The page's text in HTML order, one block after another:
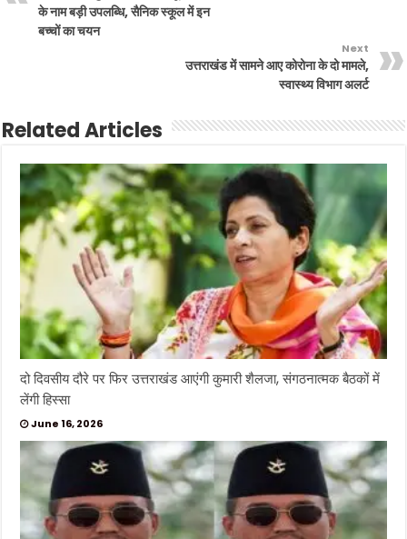
के नाम बड़ी उपलब्धि, सैनिक स्कूल में इन
बच्चों का चयन
Next
उत्तराखंड में सामने आए कोरोना के दो मामले,
स्वास्थ्य विभाग अलर्ट
Related Articles
दो दिवसीय दौरे पर फिर उत्तराखंड आएंगी कुमारी शैलजा, संगठनात्मक बैठकों में
लेंगी हिस्सा
June 16, 2026